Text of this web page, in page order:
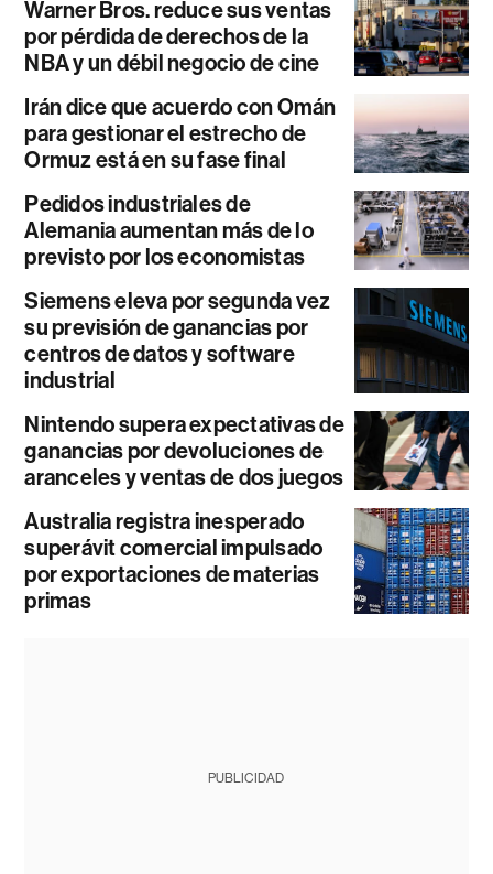
Warner Bros. reduce sus ventas
por pérdida de derechos de la
NBA y un débil negocio de cine
Irán dice que acuerdo con Omán
para gestionar el estrecho de
Ormuz está en su fase final
Pedidos industriales de
Alemania aumentan más de lo
previsto por los economistas
Siemens eleva por segunda vez
su previsión de ganancias por
centros de datos y software
industrial
Nintendo supera expectativas de
ganancias por devoluciones de
aranceles y ventas de dos juegos
Australia registra inesperado
superávit comercial impulsado
por exportaciones de materias
primas
PUBLICIDAD